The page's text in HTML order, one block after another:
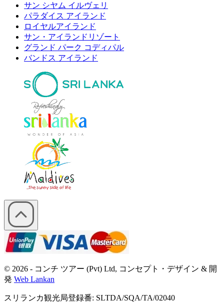
サン シヤム イルヴェリ
パラダイス アイランド
ロイヤルアイランド
サン・アイランドリゾート
グランド パーク コディパル
バンドス アイランド
© 2026 - コンチ ツアー (Pvt) Ltd, コンセプト・デザイン & 開
発 Web Lankan
スリランカ観光局登録番: SLTDA/SQA/TA/02040